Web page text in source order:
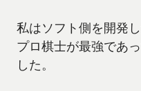
私はソフト側を開発
プロ棋士が最強であ
した。